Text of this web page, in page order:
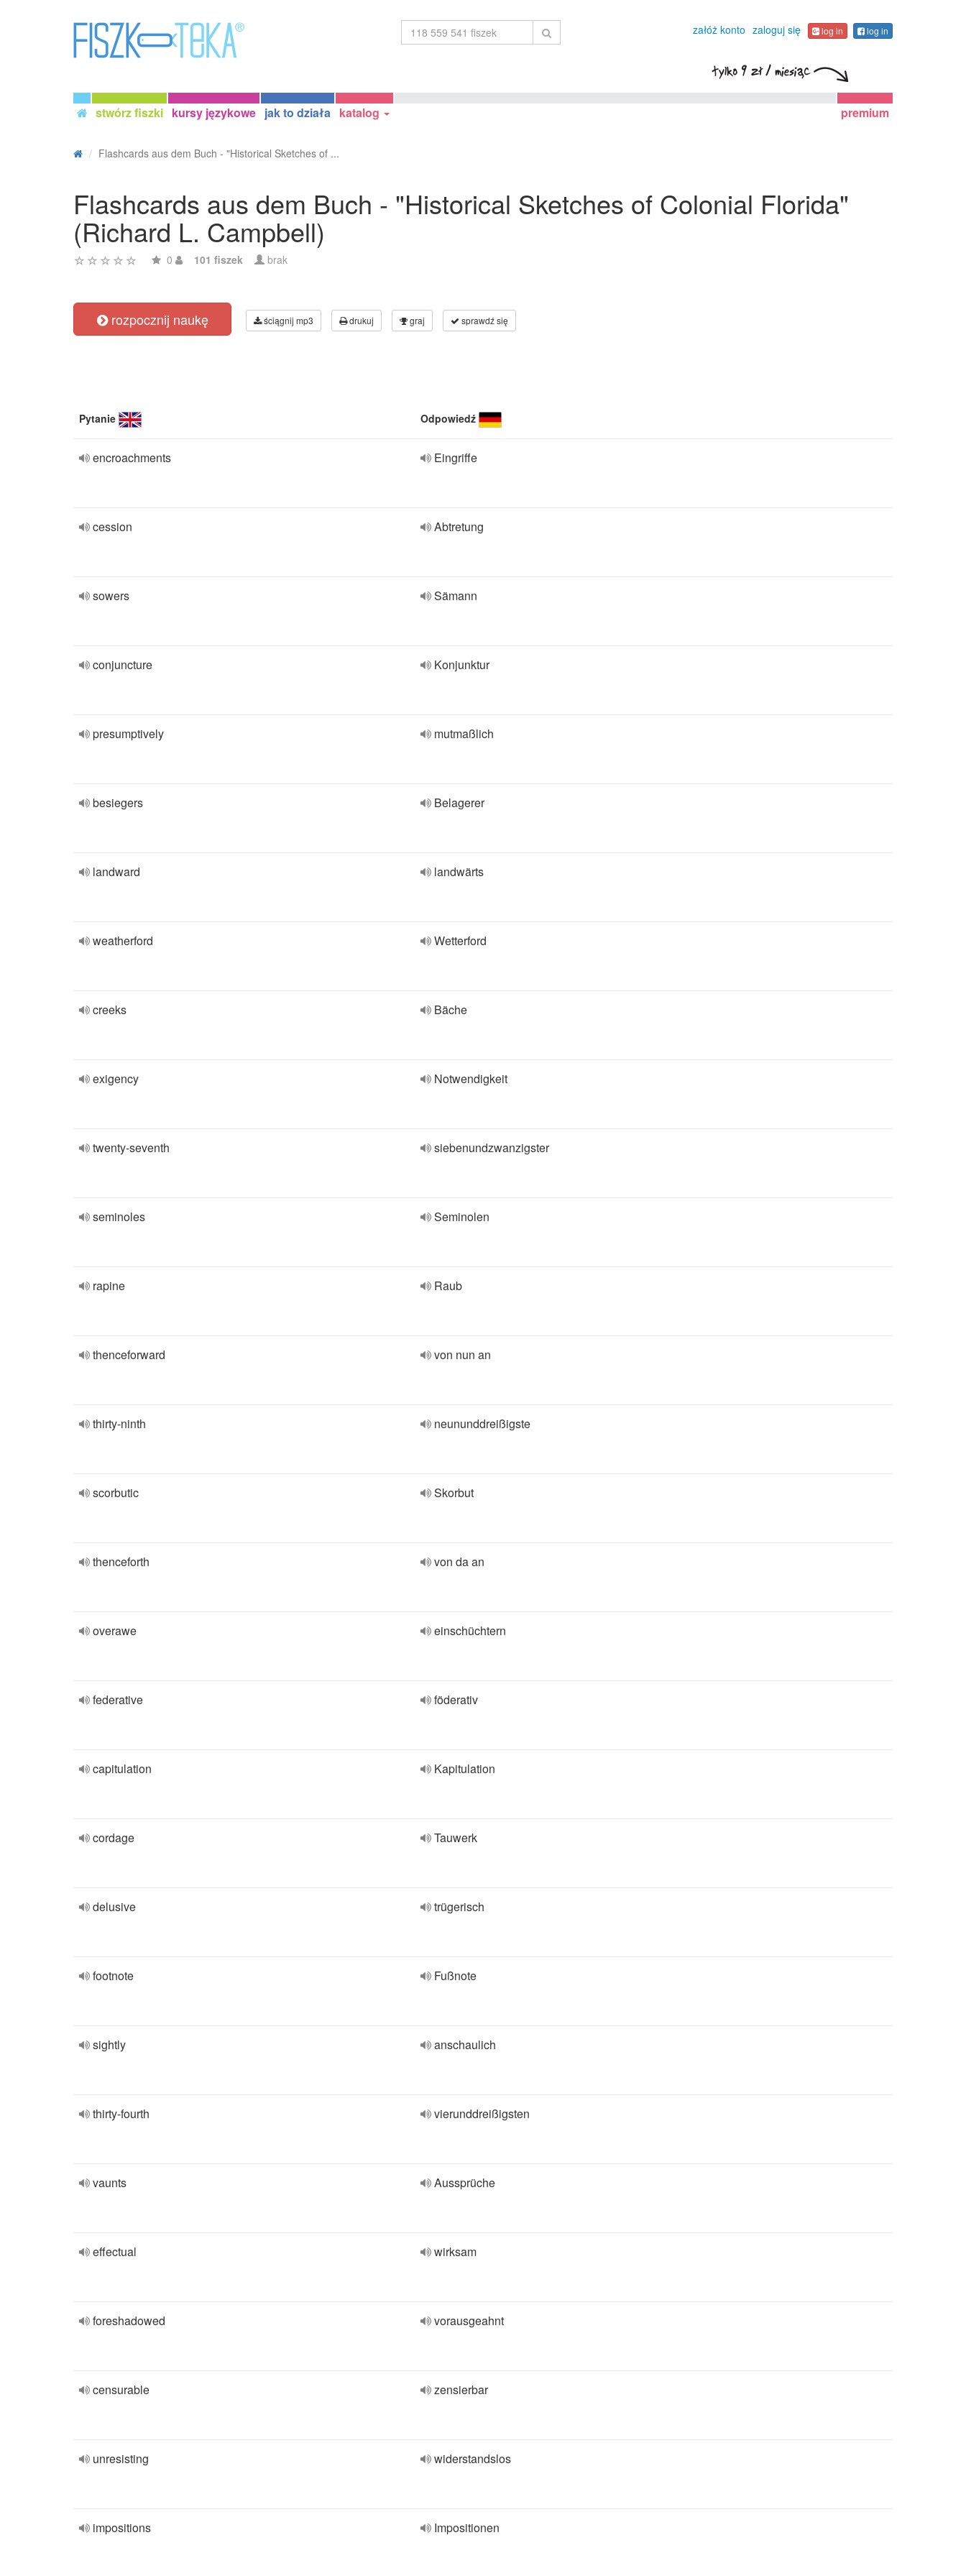
załóż konto zaloguj się log in log in
stwórz fiszki kursy językowe jak to działa katalog premium
Flashcards aus dem Buch - "Historical Sketches of ...
Flashcards aus dem Buch - "Historical Sketches of Colonial Florida"
(Richard L. Campbell)
0 101 fiszek brak
rozpocznij naukę ściągnij mp3 drukuj graj sprawdź się
Pytanie Odpowiedź
encroachments Eingriffe
cession Abtretung
sowers Sämann
conjuncture Konjunktur
presumptively mutmaßlich
besiegers Belagerer
landward landwärts
weatherford Wetterford
creeks Bäche
exigency Notwendigkeit
twenty-seventh siebenundzwanzigster
seminoles Seminolen
rapine Raub
thenceforward von nun an
thirty-ninth neununddreißigste
scorbutic Skorbut
thenceforth von da an
overawe einschüchtern
federative föderativ
capitulation Kapitulation
cordage Tauwerk
delusive trügerisch
footnote Fußnote
sightly anschaulich
thirty-fourth vierunddreißigsten
vaunts Aussprüche
effectual wirksam
foreshadowed vorausgeahnt
censurable zensierbar
unresisting widerstandslos
impositions Impositionen